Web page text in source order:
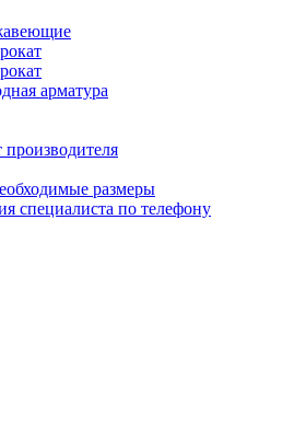
арматура
производителя
размеры
специалиста по телефону